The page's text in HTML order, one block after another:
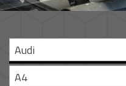
Audi
A4